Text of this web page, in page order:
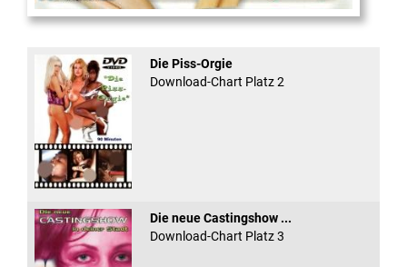
And Confused #8 - ...
Die Piss-Orgie
Download-Chart Platz 2
Die neue Castingshow ...
Download-Chart Platz 3